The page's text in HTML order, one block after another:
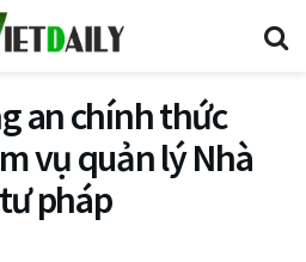
an chính thức
vụ quản lý Nhà
pháp